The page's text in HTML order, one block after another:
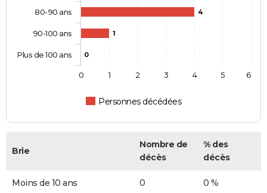
4
1
0
Personnes décédées
80-90 ans
90-100 ans
Plus de 100 ans
0 1 2 3 4 5 6
Brie
Nombre de
décès
% des
décès
Moins de 10 ans 0 0 %